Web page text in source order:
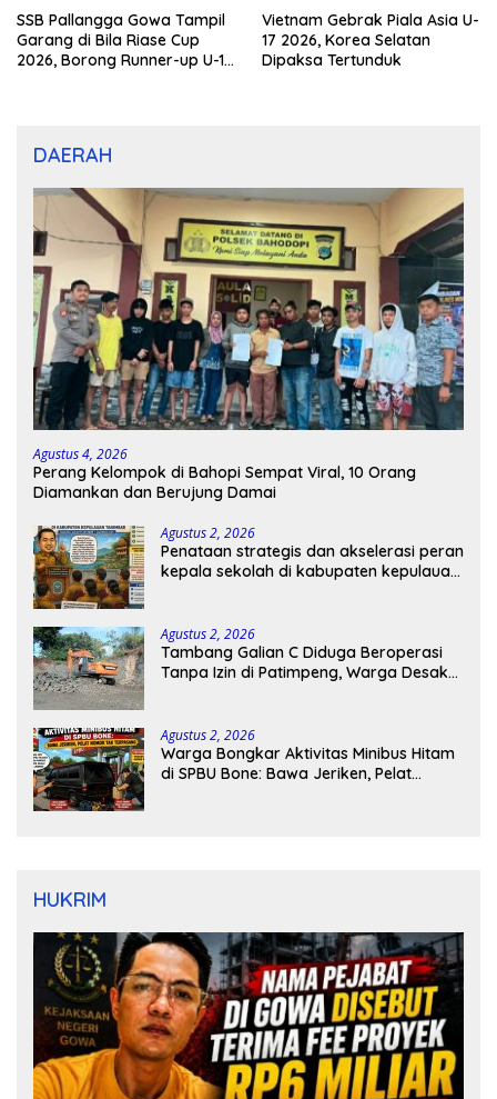
SSB Pallangga Gowa Tampil
Garang di Bila Riase Cup
2026, Borong Runner-up U-10
Vietnam Gebrak Piala Asia U-
17 2026, Korea Selatan
Dipaksa Tertunduk
DAERAH
Agustus 4, 2026
Perang Kelompok di Bahopi Sempat Viral, 10 Orang
Diamankan dan Berujung Damai
Agustus 2, 2026
Penataan strategis dan akselerasi peran
kepala sekolah di kabupaten kepulauan
Agustus 2, 2026
Tambang Galian C Diduga Beroperasi
Tanpa Izin di Patimpeng, Warga Desak
Agustus 2, 2026
Warga Bongkar Aktivitas Minibus Hitam
di SPBU Bone: Bawa Jeriken, Pelat
HUKRIM